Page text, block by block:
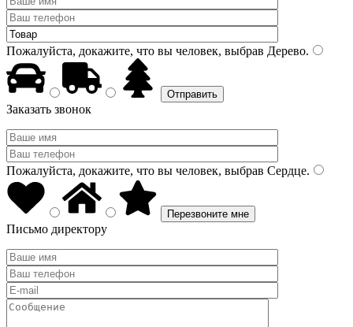
Пожалуйста, докажите, что вы человек, выбрав Дерево.
Заказать звонок
Пожалуйста, докажите, что вы человек, выбрав Сердце.
Письмо директору